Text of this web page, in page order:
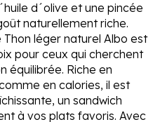
d´olive et une pincée
naturellement riche.
léger naturel Albo est
pour ceux qui cherchent
équilibrée. Riche en
en calories, il est
un sandwich
à vos plats favoris. Avec